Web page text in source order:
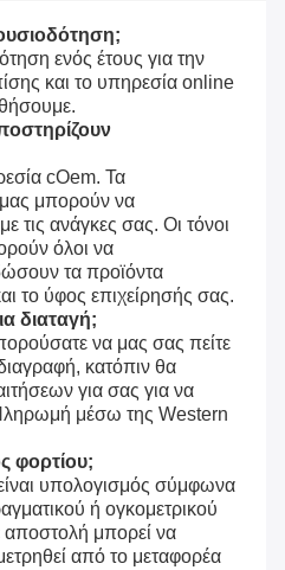
ενός έτους για την
και το υπηρεσία online
cOem. Τα
μπορούν να
τις ανάγκες σας. Οι τόνοι
όλοι να
τα προϊόντα
το ύφος επιχείρησής σας.
διαταγή;
να μας σας πείτε
κατόπιν θα
για σας για να
μέσω της Western
φορτίου;
υπολογισμός σύμφωνα
ή ογκομετρικού
αποστολή μπορεί να
από το μεταφορέα